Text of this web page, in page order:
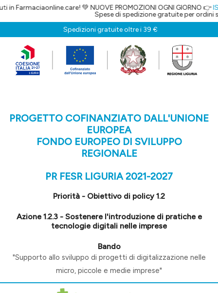
Farmaciaonline.care! 💚 NUOVE PROMOZIONI OGNI GIORNO 👉
Spese di spedizione gratuite per ordini
Spedizioni gratuite oltre i 39 €
PROGETTO COFINANZIATO DALL'UNIONE
EUROPEA
FONDO EUROPEO DI SVILUPPO
REGIONALE
PR FESR LIGURIA 2021-2027
Priorità - Obiettivo di policy 1.2
Azione 1.2.3 - Sostenere l'introduzione di pratiche e
tecnologie digitali nelle imprese
Bando
"Supporto allo sviluppo di progetti di digitalizzazione nelle
micro, piccole e medie imprese"